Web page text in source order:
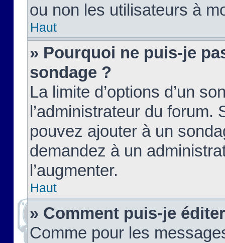
ou non les utilisateurs à
Haut
» Pourquoi ne puis-je
sondage ?
La limite d’options d’un
l’administrateur du forum.
pouvez ajouter à un
demandez à un
l’augmenter.
Haut
» Comment puis-je
Comme pour les